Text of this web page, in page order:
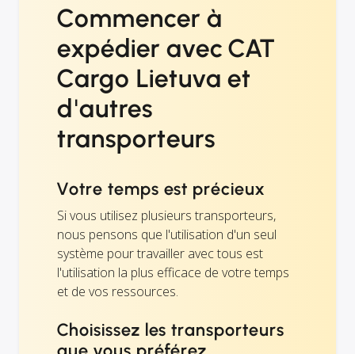
Commencer à
expédier avec CAT
Cargo Lietuva et
d'autres
transporteurs
Votre temps est précieux
Si vous utilisez plusieurs transporteurs,
nous pensons que l'utilisation d'un seul
système pour travailler avec tous est
l'utilisation la plus efficace de votre temps
et de vos ressources.
Choisissez les transporteurs